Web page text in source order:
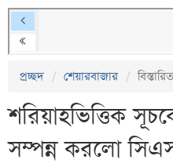
প্রচ্ছদ শেয়ারবাজার বিস্তারিত
শরিয়াহভিত্তিক
সম্পন্ন করলো